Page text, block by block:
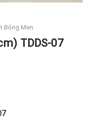
Bông Men
TDDS-07